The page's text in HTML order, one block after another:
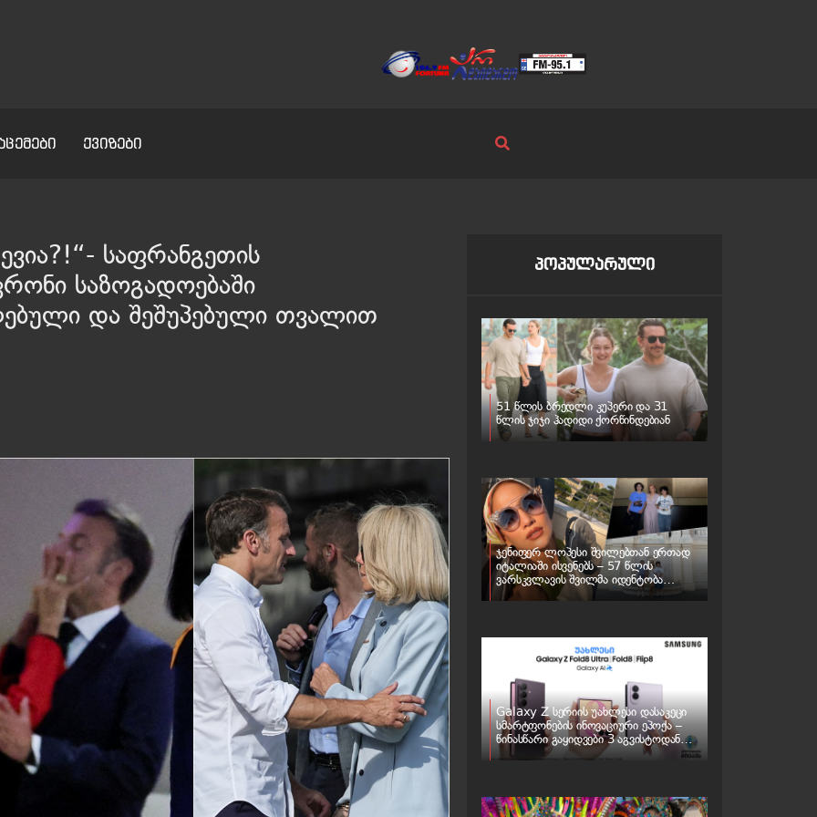
ქვიზები
საფრანგეთის
საზოგადოებაში
და შეშუპებული თვალით
პოპულარული
51 წლის ბრედლი კუპერი და 31
წლის ჯიჯი ჰადიდი ქორწინდებიან
ჯენიფერ ლოპესი შვილებთან ერთად
იტალიაში ისვენებს – 57 წლის
ვარსკვლავის შვილმა იდენტობა
შეიცვალა
Galaxy Z სერიის უახლესი დასაკეცი
სმარტფონების ინოვაციური ეპოქა –
წინასწარი გაყიდვები 3 აგვისტოდან
იწყება